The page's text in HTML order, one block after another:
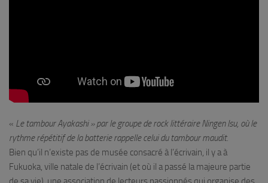
« Le tambour Ayakashi » par le groupe de rock littéraire Ningen Isu, où le
rythme répétitif de la batterie rappelle celui du tambour maudit.
Bien qu’il n’existe pas de musée consacré à l’écrivain, il y a à
Fukuoka, ville natale de l’écrivain (et où il a passé la majeure partie